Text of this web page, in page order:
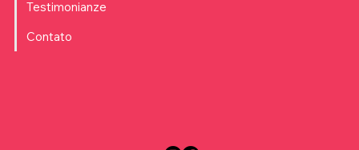
Testimonianze
Contato